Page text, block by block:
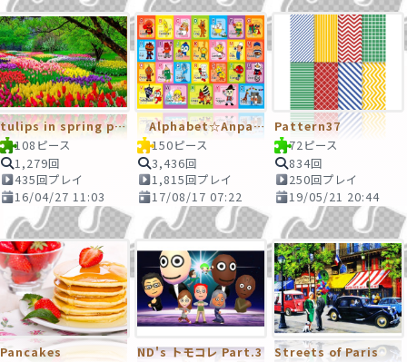
tulips in spring park
108ピース
1,279回
435回プレイ
16/04/27 11:03
Alphabet☆Anpanman
150ピース
3,436回
1,815回プレイ
17/08/17 07:22
Pattern37
72ピース
834回
250回プレイ
19/05/21 20:44
Pancakes
ND's トモコレ Part.3
Streets of Paris